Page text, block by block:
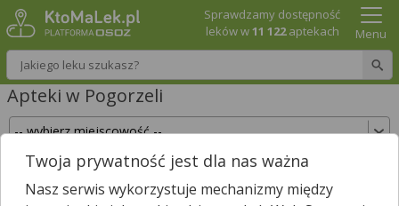
Wpisz nazwę leku
Sprawdzamy dostępność
leków w11 122aptekach Menu
Apteki w Pogorzeli
Sprawdź, które apteki w Pogorzeli posiadają
Twój lek i zarezerwuj go już teraz!
Twoja prywatność jest dla nas ważna
Nasz serwis wykorzystuje mechanizmy między